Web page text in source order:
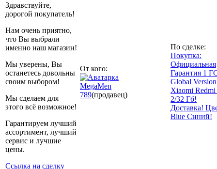
Здравствуйте,
дорогой покупатель!
Нам очень приятно,
что Вы выбрали
именно наш магазин!
Мы уверены, Вы
останетесь довольны
своим выбором!
Мы сделаем для
этого всё возможное!
Гарантируем лучший
ассортимент, лучший
сервис и лучшие
цены.
Ссылка на сделку
От кого:
MegaMen
789(продавец)
По сделке:
Покупка:
Официальная
Гарантия 1
Global Version
Xiaomi
2/32 Гб!
Доставка!
Blue Синий!